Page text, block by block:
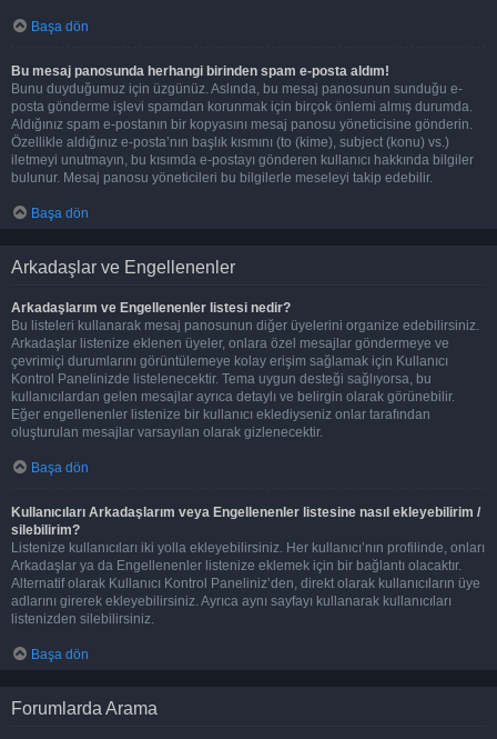
Başa dön
Bu mesaj panosunda herhangi birinden spam e-posta aldım!
Bunu duyduğumuz için üzgünüz. Aslında, bu mesaj panosunun sunduğu e-
posta gönderme işlevi spamdan korunmak için birçok önlemi almış durumda.
Aldığınız spam e-postanın bir kopyasını mesaj panosu yöneticisine gönderin.
Özellikle aldığınız e-posta’nın başlık kısmını (to (kime), subject (konu) vs.)
iletmeyi unutmayın, bu kısımda e-postayı gönderen kullanıcı hakkında bilgiler
bulunur. Mesaj panosu yöneticileri bu bilgilerle meseleyi takip edebilir.
Başa dön
Arkadaşlar ve Engellenenler
Arkadaşlarım ve Engellenenler listesi nedir?
Bu listeleri kullanarak mesaj panosunun diğer üyelerini organize edebilirsiniz.
Arkadaşlar listenize eklenen üyeler, onlara özel mesajlar göndermeye ve
çevrimiçi durumlarını görüntülemeye kolay erişim sağlamak için Kullanıcı
Kontrol Panelinizde listelenecektir. Tema uygun desteği sağlıyorsa, bu
kullanıcılardan gelen mesajlar ayrıca detaylı ve belirgin olarak görünebilir.
Eğer engellenenler listenize bir kullanıcı eklediyseniz onlar tarafından
oluşturulan mesajlar varsayılan olarak gizlenecektir.
Başa dön
Kullanıcıları Arkadaşlarım veya Engellenenler listesine nasıl ekleyebilirim /
silebilirim?
Listenize kullanıcıları iki yolla ekleyebilirsiniz. Her kullanıcı’nın profilinde, onları
Arkadaşlar ya da Engellenenler listenize eklemek için bir bağlantı olacaktır.
Alternatif olarak Kullanıcı Kontrol Paneliniz’den, direkt olarak kullanıcıların üye
adlarını girerek ekleyebilirsiniz. Ayrıca aynı sayfayı kullanarak kullanıcıları
listenizden silebilirsiniz.
Başa dön
Forumlarda Arama